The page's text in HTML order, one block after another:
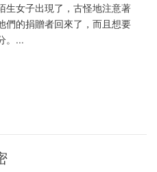
生女子出現了，古怪地注意著
們的捐贈者回來了，而且想要
。...